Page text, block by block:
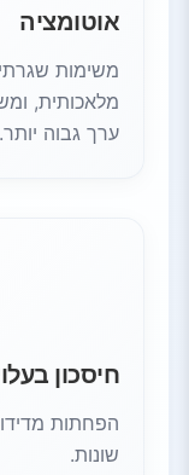
אוטומציה
משימות
מלאכותית,
ערך גבוה יותר.
חיסכון
הפחתות
שונות.